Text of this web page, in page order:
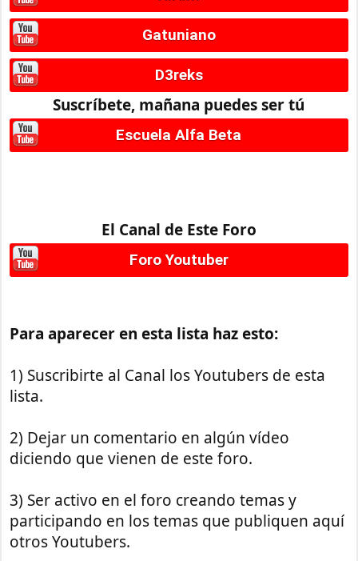
Gatuniano
D3reks
Suscríbete, mañana puedes ser tú
Escuela Alfa Beta
El Canal de Este Foro
Foro Youtuber
Para aparecer en esta lista haz esto:
1) Suscribirte al Canal los Youtubers de esta
lista.
2) Dejar un comentario en algún vídeo
diciendo que vienen de este foro.
3) Ser activo en el foro creando temas y
participando en los temas que publiquen aquí
otros Youtubers.